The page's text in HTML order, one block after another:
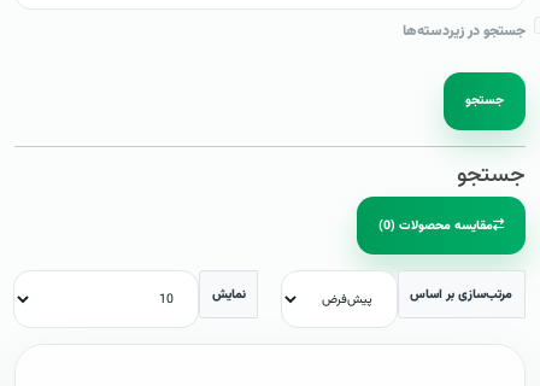
جستجو در زیردسته‌ها
جستجو
جستجو
مقایسه محصولات (0)
مرتب‌سازی بر اساس نمایش